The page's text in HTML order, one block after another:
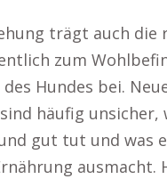
trägt auch die
zum
Hundes bei.
häufig unsicher,
gut tut und was
ausmacht.